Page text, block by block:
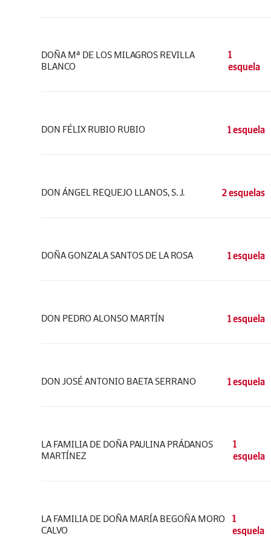
DOÑA Mª DE LOS MILAGROS REVILLA
BLANCO
1
esquela
DON FÉLIX RUBIO RUBIO 1 esquela
DON ÁNGEL REQUEJO LLANOS, S. J. 2 esquelas
DOÑA GONZALA SANTOS DE LA ROSA 1 esquela
DON PEDRO ALONSO MARTÍN 1 esquela
DON JOSÉ ANTONIO BAETA SERRANO 1 esquela
LA FAMILIA DE DOÑA PAULINA PRÁDANOS
MARTÍNEZ
1
esquela
LA FAMILIA DE DOÑA MARÍA BEGOÑA MORO
CALVO
1
esquela